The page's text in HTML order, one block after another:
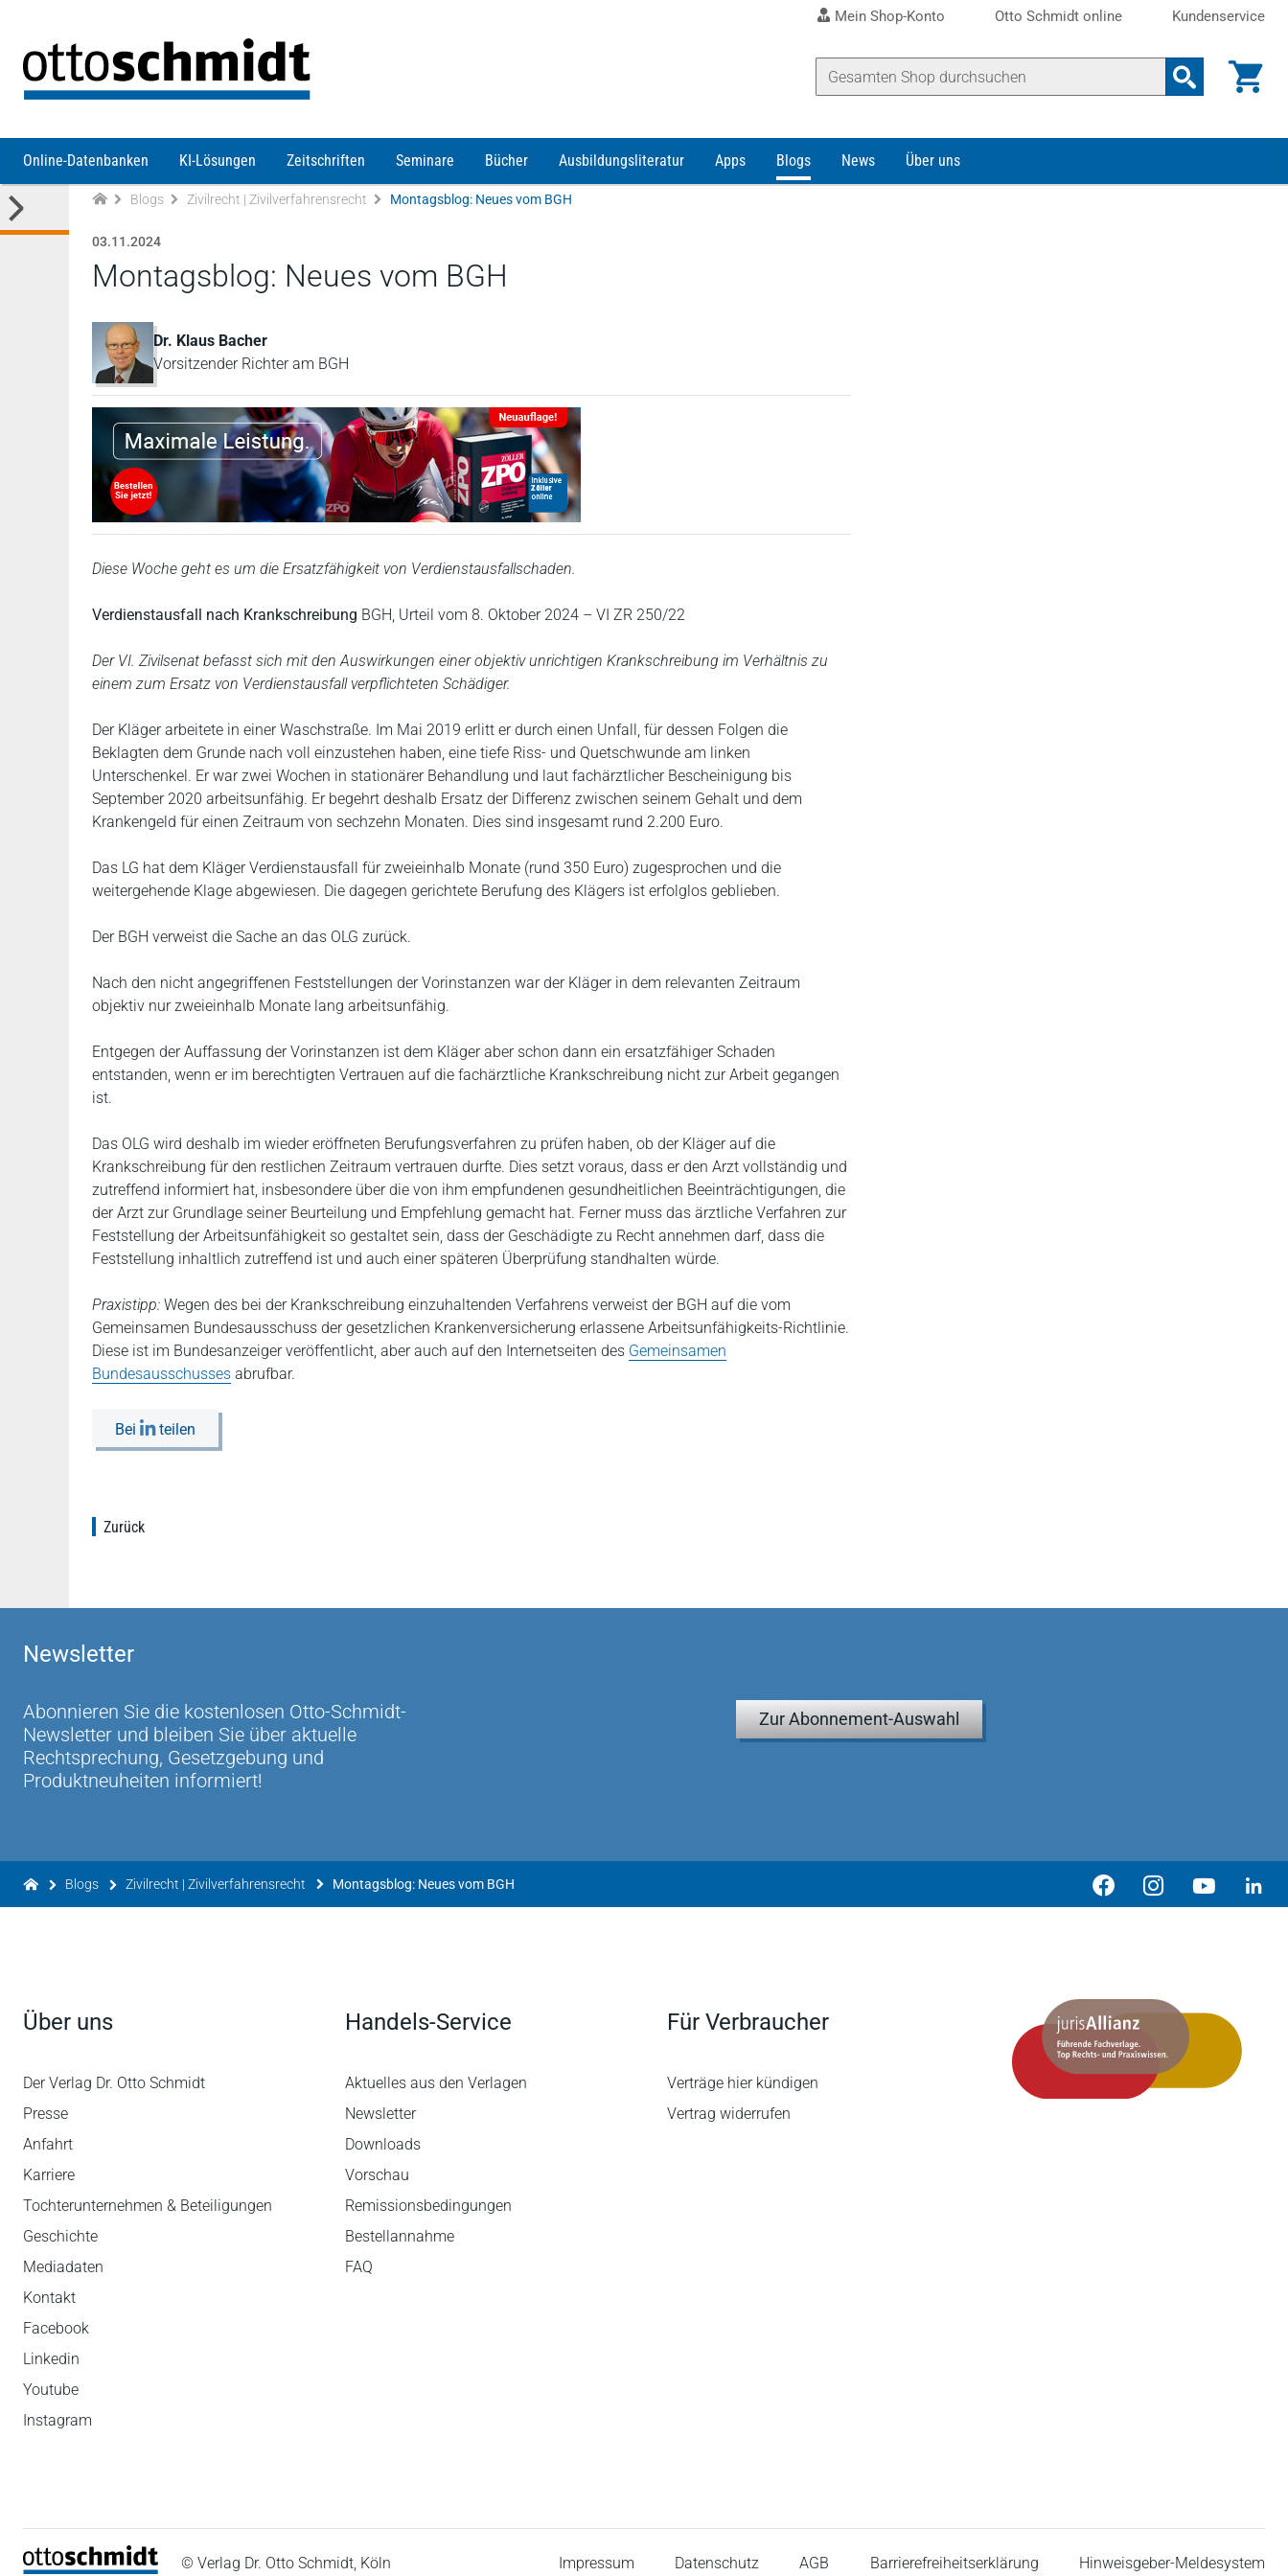
Mein Shop-Konto Otto Schmidt online Kundenservice
Online-Datenbanken KI-Lösungen Zeitschriften Seminare Bücher Ausbildungsliteratur Apps Blogs News Über uns
Blogs Zivilrecht | Zivilverfahrensrecht Montagsblog: Neues vom BGH
03.11.2024
Montagsblog: Neues vom BGH
Dr. Klaus Bacher
Vorsitzender Richter am BGH
Diese Woche geht es um die Ersatzfähigkeit von Verdienstausfallschaden.
Verdienstausfall nach Krankschreibung BGH, Urteil vom 8. Oktober 2024 – VI ZR 250/22
Der VI. Zivilsenat befasst sich mit den Auswirkungen einer objektiv unrichtigen Krankschreibung im Verhältnis zu
einem zum Ersatz von Verdienstausfall verpflichteten Schädiger.
Der Kläger arbeitete in einer Waschstraße. Im Mai 2019 erlitt er durch einen Unfall, für dessen Folgen die
Beklagten dem Grunde nach voll einzustehen haben, eine tiefe Riss- und Quetschwunde am linken
Unterschenkel. Er war zwei Wochen in stationärer Behandlung und laut fachärztlicher Bescheinigung bis
September 2020 arbeitsunfähig. Er begehrt deshalb Ersatz der Differenz zwischen seinem Gehalt und dem
Krankengeld für einen Zeitraum von sechzehn Monaten. Dies sind insgesamt rund 2.200 Euro.
Das LG hat dem Kläger Verdienstausfall für zweieinhalb Monate (rund 350 Euro) zugesprochen und die
weitergehende Klage abgewiesen. Die dagegen gerichtete Berufung des Klägers ist erfolglos geblieben.
Der BGH verweist die Sache an das OLG zurück.
Nach den nicht angegriffenen Feststellungen der Vorinstanzen war der Kläger in dem relevanten Zeitraum
objektiv nur zweieinhalb Monate lang arbeitsunfähig.
Entgegen der Auffassung der Vorinstanzen ist dem Kläger aber schon dann ein ersatzfähiger Schaden
entstanden, wenn er im berechtigten Vertrauen auf die fachärztliche Krankschreibung nicht zur Arbeit gegangen
ist.
Das OLG wird deshalb im wieder eröffneten Berufungsverfahren zu prüfen haben, ob der Kläger auf die
Krankschreibung für den restlichen Zeitraum vertrauen durfte. Dies setzt voraus, dass er den Arzt vollständig und
zutreffend informiert hat, insbesondere über die von ihm empfundenen gesundheitlichen Beeinträchtigungen, die
der Arzt zur Grundlage seiner Beurteilung und Empfehlung gemacht hat. Ferner muss das ärztliche Verfahren zur
Feststellung der Arbeitsunfähigkeit so gestaltet sein, dass der Geschädigte zu Recht annehmen darf, dass die
Feststellung inhaltlich zutreffend ist und auch einer späteren Überprüfung standhalten würde.
Praxistipp: Wegen des bei der Krankschreibung einzuhaltenden Verfahrens verweist der BGH auf die vom
Gemeinsamen Bundesausschuss der gesetzlichen Krankenversicherung erlassene Arbeitsunfähigkeits-Richtlinie.
Diese ist im Bundesanzeiger veröffentlicht, aber auch auf den Internetseiten des Gemeinsamen
Bundesausschusses abrufbar.
Bei teilen
Zurück
Newsletter
Abonnieren Sie die kostenlosen Otto-Schmidt-
Newsletter und bleiben Sie über aktuelle
Rechtsprechung, Gesetzgebung und
Produktneuheiten informiert!
Zur Abonnement-Auswahl
Blogs Zivilrecht | Zivilverfahrensrecht Montagsblog: Neues vom BGH
Über uns
Der Verlag Dr. Otto Schmidt
Presse
Anfahrt
Karriere
Tochterunternehmen & Beteiligungen
Geschichte
Mediadaten
Kontakt
Facebook
Linkedin
Youtube
Instagram
Handels-Service
Aktuelles aus den Verlagen
Newsletter
Downloads
Vorschau
Remissionsbedingungen
Bestellannahme
FAQ
Für Verbraucher
Verträge hier kündigen
Vertrag widerrufen
© Verlag Dr. Otto Schmidt, Köln Impressum Datenschutz AGB Barrierefreiheitserklärung Hinweisgeber-Meldesystem